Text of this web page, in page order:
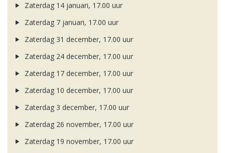
Zaterdag 14 januari, 17.00 uur
Zaterdag 7 januari, 17.00 uur
Zaterdag 31 december, 17.00 uur
Zaterdag 24 december, 17.00 uur
Zaterdag 17 december, 17.00 uur
Zaterdag 10 december, 17.00 uur
Zaterdag 3 december, 17.00 uur
Zaterdag 26 november, 17.00 uur
Zaterdag 19 november, 17.00 uur